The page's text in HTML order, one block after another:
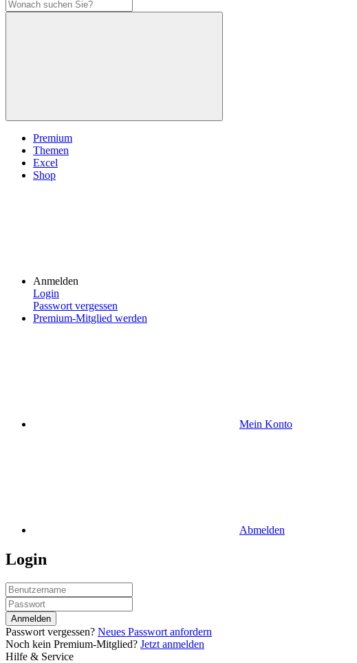
Premium
Themen
Excel
Shop
Anmelden
Login
Passwort vergessen
Premium-Mitglied werden
Mein Konto
Abmelden
Login
Anmelden
Passwort vergessen? Neues Passwort anfordern
Noch kein Premium-Mitglied? Jetzt anmelden
Hilfe & Service